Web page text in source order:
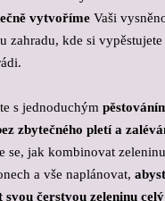
vytvořímeVaši
zahradu, kde si vypěstujete
s jednoduchým
zbytečného pletí a
se, jak kombinovat zeleninu
a vše naplánovat,
svou čerstvou zeleninu